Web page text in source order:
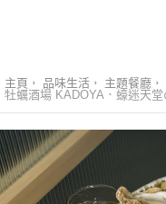
主頁 品味生活
主題餐廳
牡蠣酒場 KADOYA．蠔迷天